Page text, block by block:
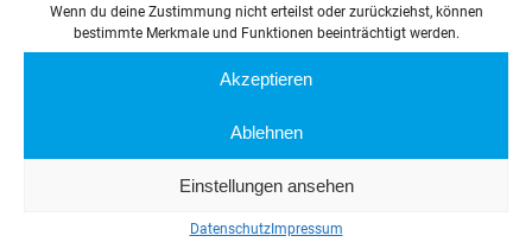
Wenn du deine Zustimmung nicht erteilst oder zurückziehst, können
bestimmte Merkmale und Funktionen beeinträchtigt werden.
Akzeptieren
Ablehnen
Einstellungen ansehen
DatenschutzImpressum